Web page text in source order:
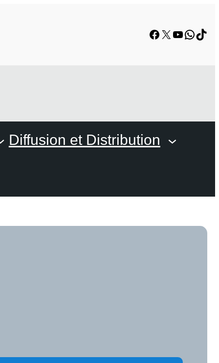
Facebook
X YouTube
Diffusion et Distribution